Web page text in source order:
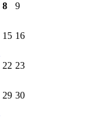
8 9
15 16
22 23
29 30